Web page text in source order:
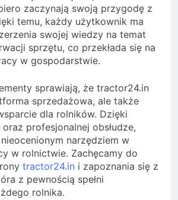
zaczynają swoją przygodę z
temu, każdy użytkownik ma
swojej wiedzy na temat
sprzętu, co przekłada się na
w gospodarstwie.
sprawiają, że tractor24.in
sprzedażowa, ale także
dla rolników. Dzięki
profesjonalnej obsłudze,
narzędziem w
w rolnictwie. Zachęcamy do
tractor24.in i zapoznania się z
z pewnością spełni
rolnika.